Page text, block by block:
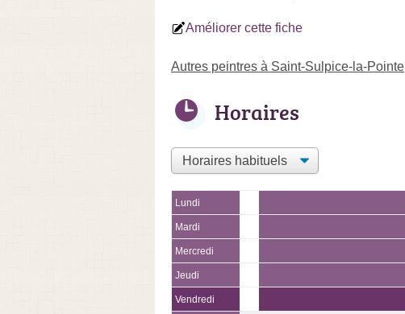
Améliorer cette fiche
Autres peintres à Saint-Sulpice-la-Pointe
Horaires
Lundi
Mardi
Mercredi
Jeudi
Vendredi